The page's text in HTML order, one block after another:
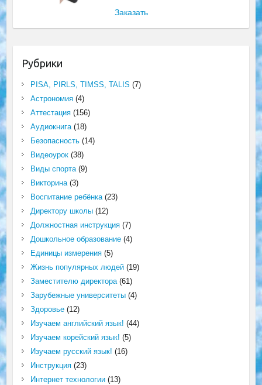
Заказать
Рубрики
PISA, PIRLS, TIMSS, TALIS (7)
Астрономия(4)
Аттестация(156)
Аудиокнига(18)
Безопасность(14)
Видеоурок(38)
Виды спорта(9)
Викторина(3)
Воспитание ребёнка(23)
Директору школы(12)
Должностная инструкция(7)
Дошкольное образование(4)
Единицы измерения(5)
Жизнь популярных людей(19)
Заместителю директора(61)
Зарубежные университеты(4)
Здоровье(12)
Изучаем английский язык! (44)
Изучаем корейский язык! (5)
Изучаем русский язык! (16)
Инструкция(23)
Интернет технологии(13)